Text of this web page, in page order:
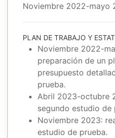
Noviembre 2022-mayo
PLAN DE TRABAJO Y
Noviembre 2022-
preparación de un
presupuesto
prueba.
Abril 2023-octubre
segundo estudio de
Noviembre 2023:
estudio de prueba.